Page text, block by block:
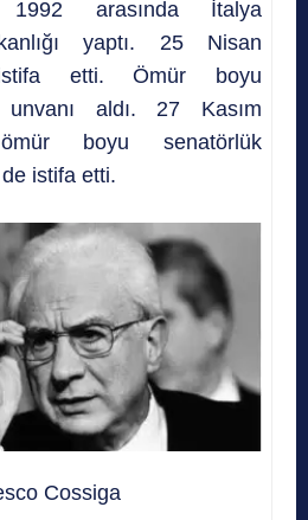
arasında İtalya
yaptı. 25 Nisan
istifa etti. Ömür boyu
unvanı aldı. 27 Kasım
boyu senatörlük
istifa etti.
Cossiga